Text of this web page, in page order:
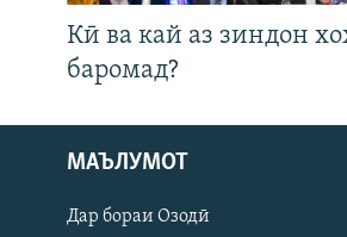
Русский
ПАЙГИРӢ КУНЕД
Кӣ ва кай аз зиндон
баромад?
МАЪЛУМОТ
Дар бораи Озодӣ